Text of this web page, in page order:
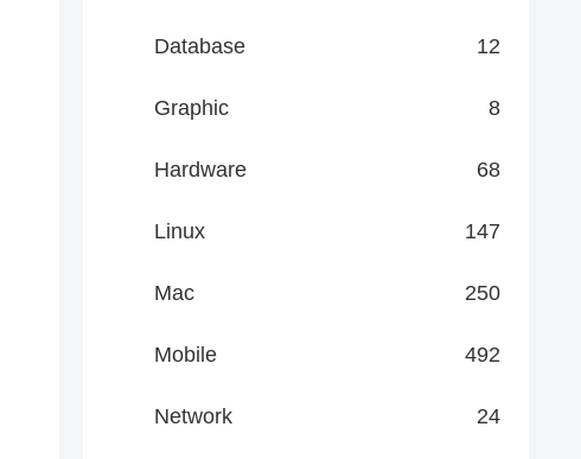
Database 12
Graphic 8
Hardware 68
Linux 147
Mac 250
Mobile 492
Network 24